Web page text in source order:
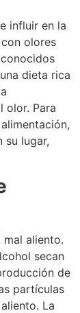
influir en la
olores
dieta rica
olor. Para
su lugar,
aliento.
secan
de
partículas
La